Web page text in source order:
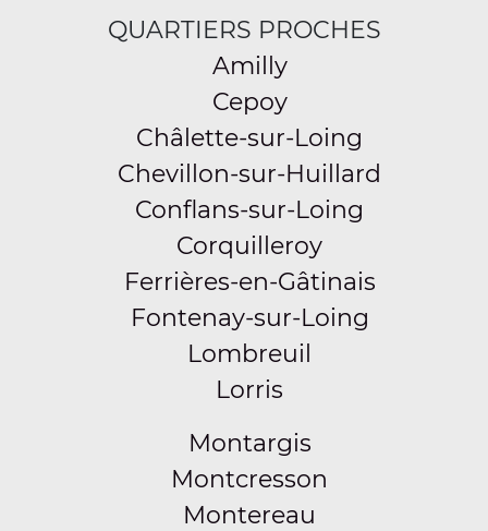
QUARTIERS PROCHES
Amilly
Cepoy
Châlette-sur-Loing
Chevillon-sur-Huillard
Conflans-sur-Loing
Corquilleroy
Ferrières-en-Gâtinais
Fontenay-sur-Loing
Lombreuil
Lorris
Montargis
Montcresson
Montereau